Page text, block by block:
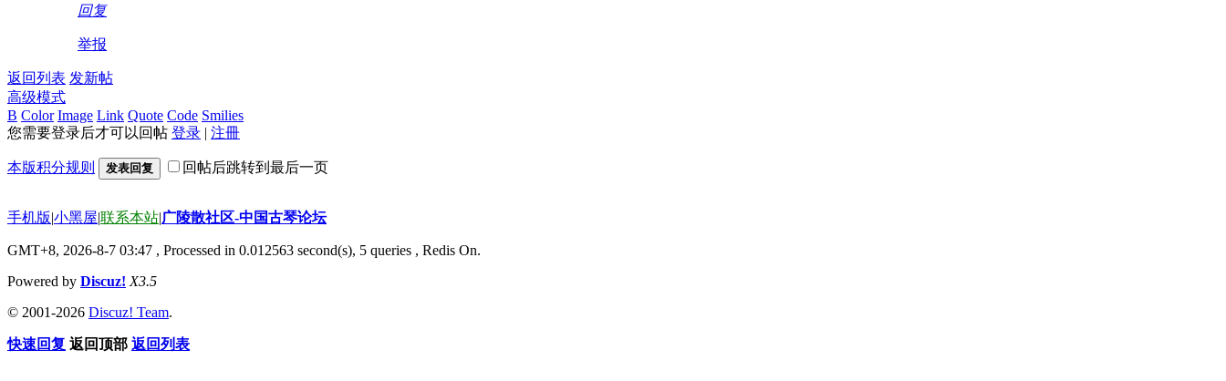
回复
举报
返回列表 发新帖
高级模式
B Color Image Link Quote Code Smilies
您需要登录后才可以回帖 登录 | 注冊
本版积分规则 发表回复 回帖后跳转到最后一页
手机版|小黑屋|联系本站|广陵散社区-中国古琴论坛
GMT+8, 2026-8-7 03:47 , Processed in 0.012563 second(s), 5 queries , Redis On.
Powered by Discuz! X3.5
© 2001-2026 Discuz! Team.
快速回复 返回顶部 返回列表